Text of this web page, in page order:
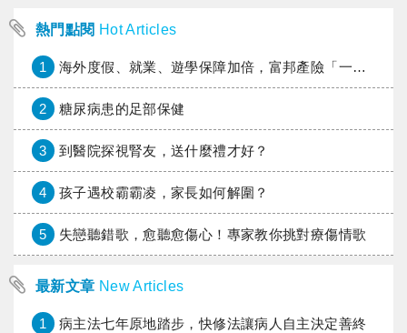
熱門點閱 Hot Articles
1 海外度假、就業、遊學保障加倍，富邦產險「一期逐夢」專案加碼遠距醫療與緊急救援
2 糖尿病患的足部保健
3 到醫院探視腎友，送什麼禮才好？
4 孩子遇校霸霸凌，家長如何解圍？
5 失戀聽錯歌，愈聽愈傷心！專家教你挑對療傷情歌
最新文章 New Articles
1 病主法七年原地踏步，快修法讓病人自主決定善終